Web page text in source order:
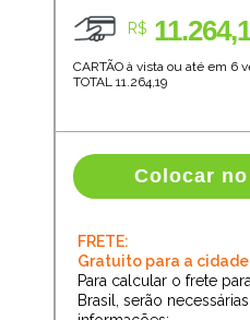
R$
CARTÃO à vista ou até em 6
TOTAL 11.264,19
Colocar
FRETE:
Gratuito para a cidade
Para calcular o frete
Brasil, serão